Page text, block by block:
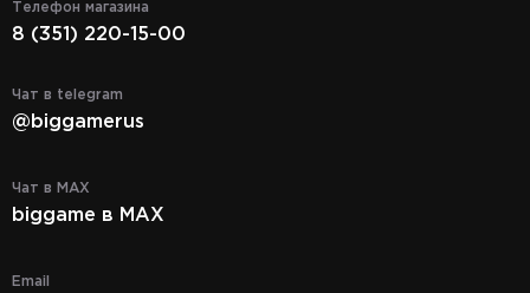
Телефон магазина
8 (351) 220-15-00
Чат в telegram
@biggamerus
Чат в MAX
biggame в MAX
Email